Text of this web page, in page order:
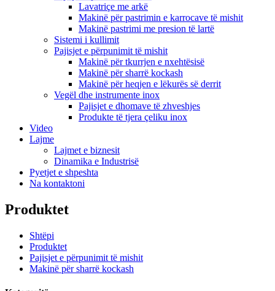
Lavatriçe me arkë
Makinë për pastrimin e karrocave të mishit
Makinë pastrimi me presion të lartë
Sistemi i kullimit
Pajisjet e përpunimit të mishit
Makinë për tkurrjen e nxehtësisë
Makinë për sharrë kockash
Makinë për heqjen e lëkurës së derrit
Vegël dhe instrumente inox
Pajisjet e dhomave të zhveshjes
Produkte të tjera çeliku inox
Video
Lajme
Lajmet e biznesit
Dinamika e Industrisë
Pyetjet e shpeshta
Na kontaktoni
Produktet
Shtëpi
Produktet
Pajisjet e përpunimit të mishit
Makinë për sharrë kockash